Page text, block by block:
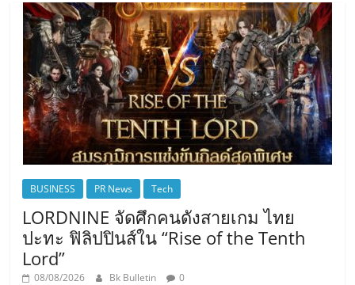
BUSINESS PR News Tech
LORDNINE จัดศึกคนดังสายเกม ไทย
ปะทะ ฟิลิปปินส์ใน “Rise of the Tenth
Lord”
08/08/2026 Bk Bulletin 0